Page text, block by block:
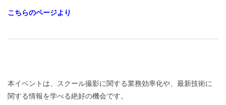
こちらのページより
本イベントは、スクール撮影に関する業務効率化や、最新技術に
関する情報を学べる絶好の機会です。